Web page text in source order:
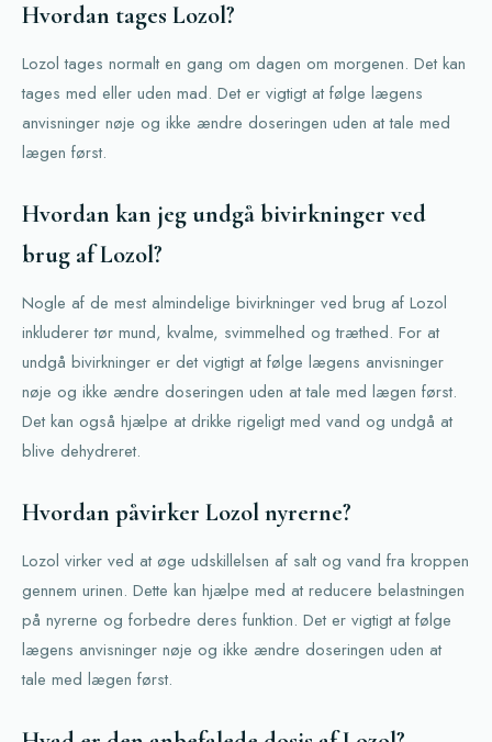
Hvordan tages Lozol?
Lozol tages normalt en gang om dagen om morgenen. Det kan
tages med eller uden mad. Det er vigtigt at følge lægens
anvisninger nøje og ikke ændre doseringen uden at tale med
lægen først.
Hvordan kan jeg undgå bivirkninger ved
brug af Lozol?
Nogle af de mest almindelige bivirkninger ved brug af Lozol
inkluderer tør mund, kvalme, svimmelhed og træthed. For at
undgå bivirkninger er det vigtigt at følge lægens anvisninger
nøje og ikke ændre doseringen uden at tale med lægen først.
Det kan også hjælpe at drikke rigeligt med vand og undgå at
blive dehydreret.
Hvordan påvirker Lozol nyrerne?
Lozol virker ved at øge udskillelsen af salt og vand fra kroppen
gennem urinen. Dette kan hjælpe med at reducere belastningen
på nyrerne og forbedre deres funktion. Det er vigtigt at følge
lægens anvisninger nøje og ikke ændre doseringen uden at
tale med lægen først.